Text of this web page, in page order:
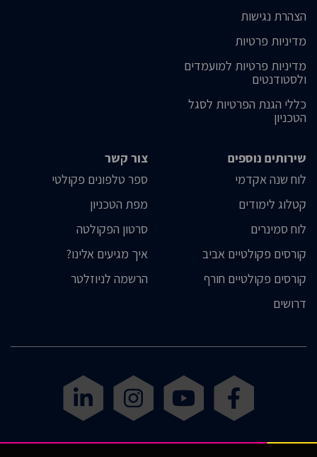
הצהרת נגישות
מדיניות פרטיות
מדיניות פרטיות למועמדים
ולסטודנטים
כללי הגנת הפרטיות לסגל
הטכניון
שירותים נוספים
לוח שנה אקדמי
קטלוג לימודים
לוח סמינרים
קורסים פקולטיים אביב
קורסים פקולטיים חורף
דרושים
צור קשר
ספר טלפונים פקולטי
מפת הטכניון
סרטון הפקולטה
איך מגיעים אלינו?
הרשמה לניוזלטר